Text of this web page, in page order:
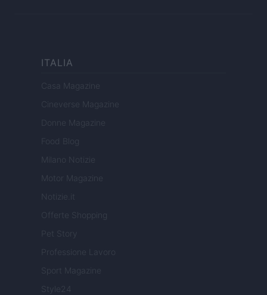
ITALIA
Casa Magazine
Cineverse Magazine
Donne Magazine
Food Blog
Milano Notizie
Motor Magazine
Notizie.it
Offerte Shopping
Pet Story
Professione Lavoro
Sport Magazine
Style24